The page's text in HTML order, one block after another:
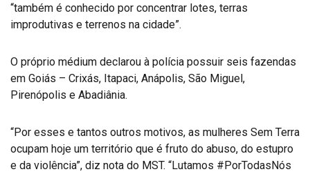
“também é conhecido por concentrar lotes, terras
improdutivas e terrenos na cidade”.
O próprio médium declarou à polícia possuir seis fazendas
em Goiás – Crixás, Itapaci, Anápolis, São Miguel,
Pirenópolis e Abadiânia.
“Por esses e tantos outros motivos, as mulheres Sem Terra
ocupam hoje um território que é fruto do abuso, do estupro
e da violência”, diz nota do MST. “Lutamos #PorTodasNós